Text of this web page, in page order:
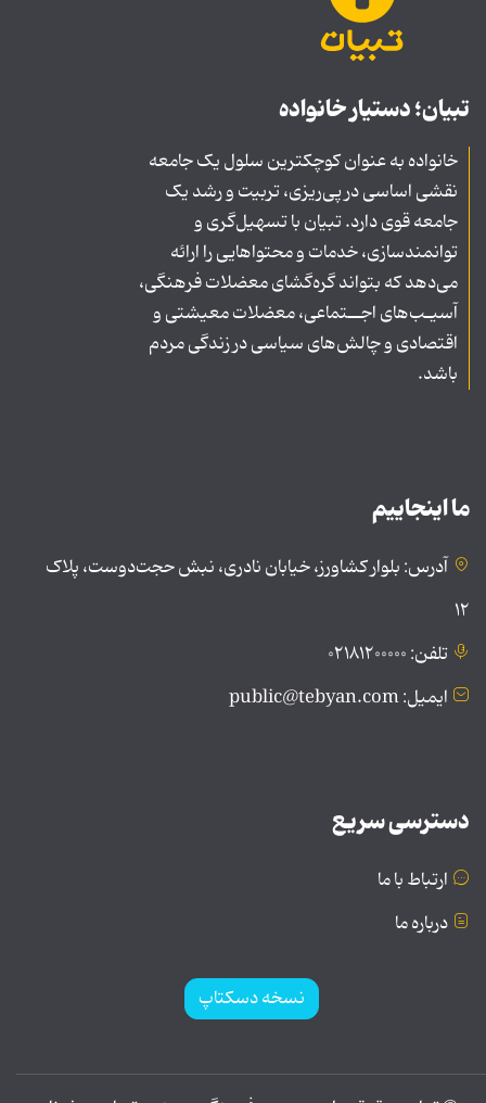
تبیان؛ دستیار خانواده
خانواده به عنوان کوچکترین سلول یک جامعه
نقشی اساسی در پی‌ریزی، تربیت و رشد یک
جامعه قوی دارد. تبیان با تسهیل‌گری و
توانمندسازی، خدمات و محتواهایی را ارائه
می‌دهد که بتواند گره‌گشای معضلات فرهنگی،
آسیـب‌های اجــتماعی، معضلات معیشتی و
اقتصادی و چالش‌های سیاسی در زندگی مردم
باشد.
ما اینجاییم
آدرس: بلوار کشاورز، خیابان نادری، نبش حجت‌دوست، پلاک
۱۲
تلفن: ۰۲۱۸۱۲۰۰۰۰۰
ایمیل: public@tebyan.com
دسترسی سریع
ارتباط با ما
درباره ما
نسخه دسکتاپ